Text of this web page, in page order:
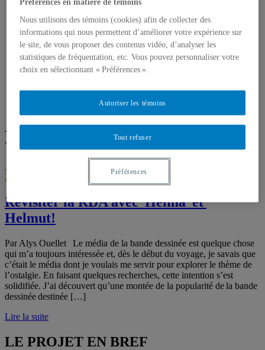
JOURNEES DE LA CULTURE
REVUE DE PRESSE
MA PERCEPTION DU MUR
BERLIN-PRAGUE
CONTACT
Étiquette : enfance
Art
2019
Revisiter la RDA avec Helma et
Helmut!
Par Alys Ouellet Le média de la bande dessinée est quelque chose
qui m’a toujours intéressée et, dès le début du voyage, je savais que
c’était le média dont je voulais me servir pour explorer le thème de
l’ostalgie. En faisant quelques recherches, cette intention s’est
solidifiée. J’ai découvert qu’une montée de la popularité de la bande
dessinée destinée […]
Lire la suite
LE PROJET EN BREF
Nous utilisons des témoins (cookies) afin de collecter des
informations qui nous permettent d’améliorer votre expérience sur
le site, de vous proposer des contenus vidéo, d’analyser les
statistiques de fréquentation, etc. Vous pouvez personnaliser votre
choix en sélectionnant « Préférences ».
Tout refuser
Autoriser les témoins
Préférences